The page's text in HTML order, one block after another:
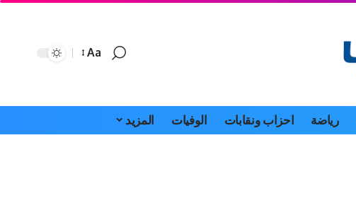
Font
Aa
رياضة احزاب ونقابات الوفيات المزيد